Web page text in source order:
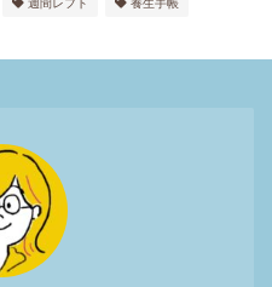
週間レフト 養生手帳